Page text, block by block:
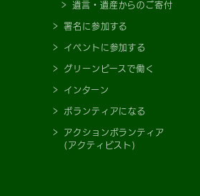
遺言・遺産からのご寄付
署名に参加する
イベントに参加する
グリーンピースで働く
インターン
ボランティアになる
アクションボランティア
(アクティビスト)